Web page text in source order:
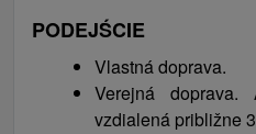
Poľska, na priehradu a
kúpeľného mestečka
Červený Kláštor sa
zamerané na liečbu
PODEJŚCIE
Vlastná doprava.
Verejná doprava.
vzdialená približne